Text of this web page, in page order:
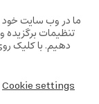
ایران و به دور از
خودسانسوری بر
و امکانات
شکل گرفته است.
ما در وب سایت خود
تنظیمات برگزیده
دهیم. با کلیک
Cookie settings